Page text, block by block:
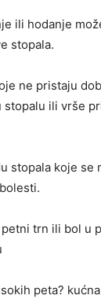
ili hodanje
stopala.
ne pristaju
ili vrše
stopala koje se
trn ili bol u
peta?